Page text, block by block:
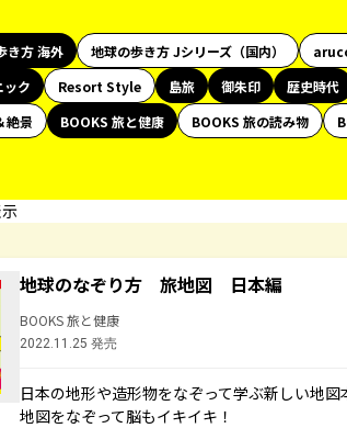
き方 海外 地球の歩き方 Jシリーズ（国内）
ック
Resort Style 島旅 御朱印 歴史時代
絶景
BOOKS 旅と健康 BOOKS 旅の読み物
地球のなぞり方 旅地図 日本編
BOOKS 旅と健康
2022.11.25 発売
日本の地形や造形物をなぞって学ぶ新しい地
地図をなぞって脳もイキイキ！